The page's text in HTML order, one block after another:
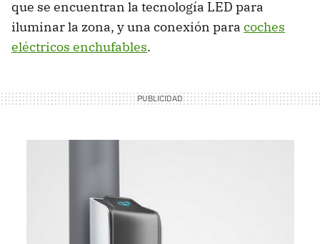
que se encuentran la tecnología LED para
iluminar la zona, y una conexión para coches
eléctricos enchufables.